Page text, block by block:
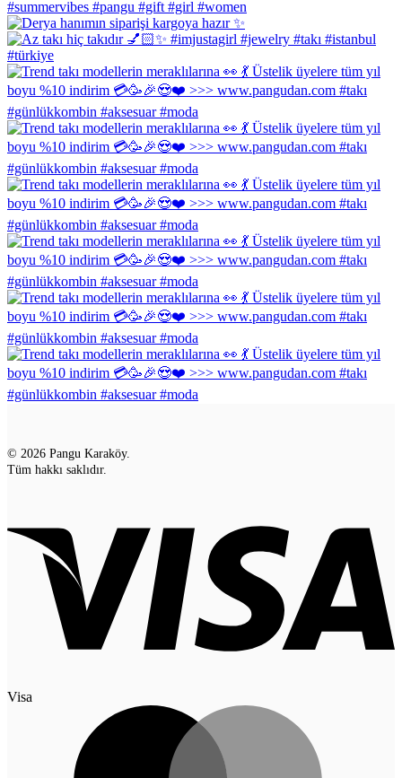
© 2026 Pangu Karaköy.
Tüm hakkı saklıdır.
Visa